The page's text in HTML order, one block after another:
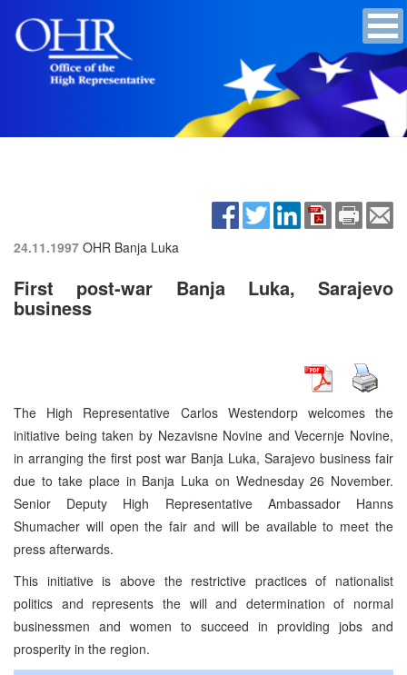
24.11.1997 OHR Banja Luka
First post-war Banja Luka, Sarajevo
business
The High Representative Carlos Westendorp welcomes the
initiative being taken by Nezavisne Novine and Vecernje Novine,
in arranging the first post war Banja Luka, Sarajevo business fair
due to take place in Banja Luka on Wednesday 26 November.
Senior Deputy High Representative Ambassador Hanns
Shumacher will open the fair and will be available to meet the
press afterwards.
This initiative is above the restrictive practices of nationalist
politics and represents the will and determination of normal
businessmen and women to succeed in providing jobs and
prosperity in the region.